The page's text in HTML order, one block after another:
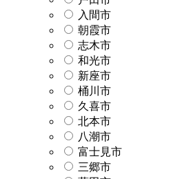
入間市
朝霞市
志木市
和光市
新座市
桶川市
久喜市
北本市
八潮市
富士見市
三郷市